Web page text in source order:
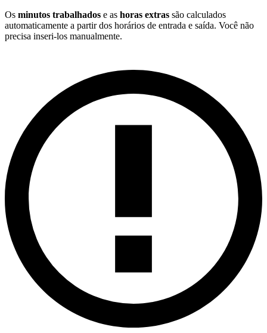
Os minutos trabalhados e as horas extras são calculados
automaticamente a partir dos horários de entrada e saída. Você não
precisa inseri-los manualmente.